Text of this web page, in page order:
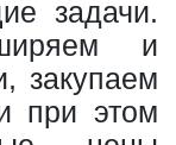
задачи.
и
закупаем
при этом